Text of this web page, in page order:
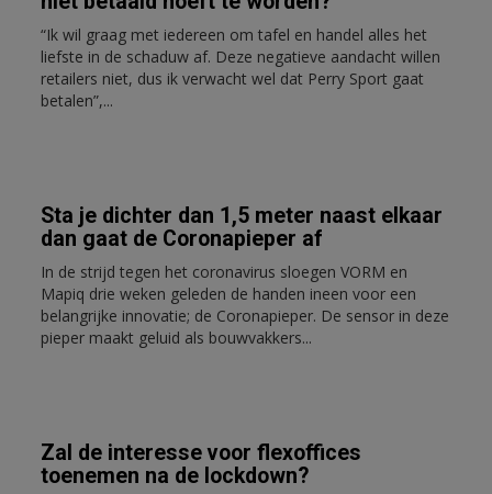
“Ik wil graag met iedereen om tafel en handel alles het
liefste in de schaduw af. Deze negatieve aandacht willen
retailers niet, dus ik verwacht wel dat Perry Sport gaat
betalen”,...
Sta je dichter dan 1,5 meter naast elkaar
dan gaat de Coronapieper af
In de strijd tegen het coronavirus sloegen VORM en
Mapiq drie weken geleden de handen ineen voor een
belangrijke innovatie; de Coronapieper. De sensor in deze
pieper maakt geluid als bouwvakkers...
Zal de interesse voor flexoffices
toenemen na de lockdown?